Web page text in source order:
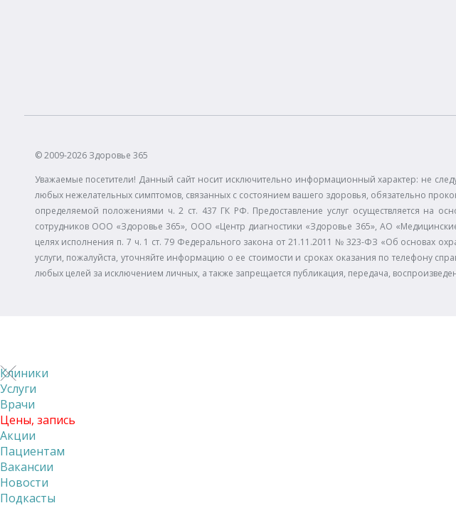
© 2009-2026 Здоровье 365
Уважаемые посетители! Данный сайт носит исключительно информационный характер: не
любых нежелательных симптомов, связанных с состоянием вашего здоровья, обязательно
определяемой положениями ч. 2 ст. 437 ГК РФ. Предоставление услуг осуществляется на
сотрудников ООО «Здоровье 365», ООО «Центр диагностики «Здоровье 365», АО
целях исполнения п. 7 ч. 1 ст. 79 Федерального закона от 21.11.2011 № 323-ФЗ «Об основах
услуги, пожалуйста, уточняйте информацию о ее стоимости и сроках оказания по телефону
любых целей за исключением личных, а также запрещается публикация, передача,
Клиники
Услуги
Врачи
Цены, запись
Акции
Пациентам
Вакансии
Новости
Подкасты